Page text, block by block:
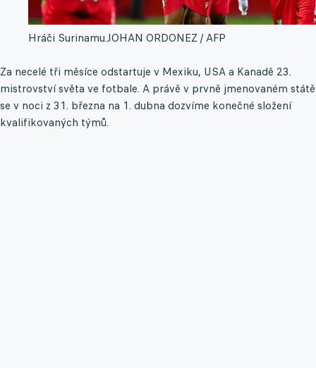
Hráči Surinamu.JOHAN ORDONEZ / AFP
Za necelé tři měsíce odstartuje v Mexiku, USA a Kanadě 23.
mistrovství světa ve fotbale. A právě v prvně jmenovaném státě
se v noci z 31. března na 1. dubna dozvíme konečné složení
kvalifikovaných týmů.